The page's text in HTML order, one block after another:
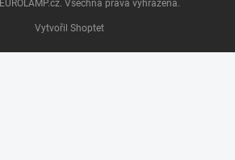
Vytvořil Shoptet
EUROLAMP.cz. Všechna práva vyhrazena.